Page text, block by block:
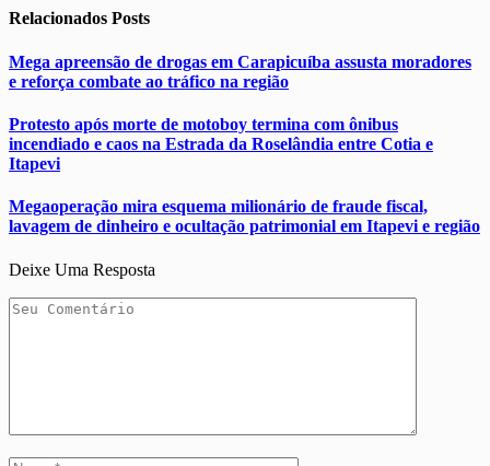
Relacionados Posts
Mega apreensão de drogas em Carapicuíba assusta moradores
e reforça combate ao tráfico na região
Protesto após morte de motoboy termina com ônibus
incendiado e caos na Estrada da Roselândia entre Cotia e
Itapevi
Megaoperação mira esquema milionário de fraude fiscal,
lavagem de dinheiro e ocultação patrimonial em Itapevi e região
Deixe Uma Resposta